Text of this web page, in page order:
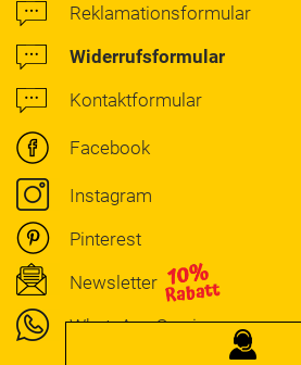
JOSERA
BERATUNG
Reklamationsformular
Widerrufsformular
Kontaktformular
Facebook
Instagram
Pinterest
Newsletter
WhatsApp Service